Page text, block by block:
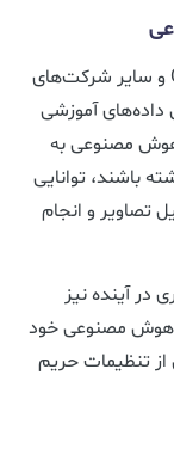
رقابت میان گوگل، متا، مایکروسافت، OpenAI و سایر شرکت‌های
آموزشی
مصنوعی به
باشند، توانایی
تصاویر و انجام
در آینده نیز
هوش مصنوعی خود
از تنظیمات حریم